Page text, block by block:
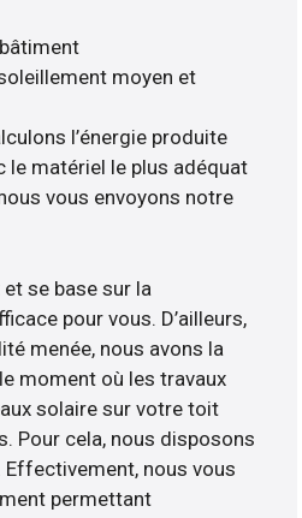
moyen et
l’énergie produite
le matériel le plus adéquat
vous envoyons notre
se base sur la
pour vous. D’ailleurs,
menée, nous avons la
moment où les travaux
solaire sur votre toit
Pour cela, nous disposons
nous vous
permettant